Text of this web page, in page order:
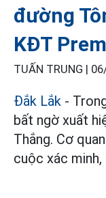
đường
KĐT
TUẤN TRUNG |
Đắk Lắk -
bất ngờ xuất
Thắng. Cơ
cuộc xác